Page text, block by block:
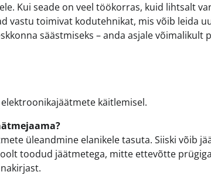
Kui seade on veel töökorras, kuid lihtsalt
vastu toimivat kodutehnikat, mis võib leida
säästmiseks – anda asjale võimalikult
käitlemisel.
üleandmine elanikele tasuta. Siiski võib
toodud jäätmetega, mitte ettevõtte